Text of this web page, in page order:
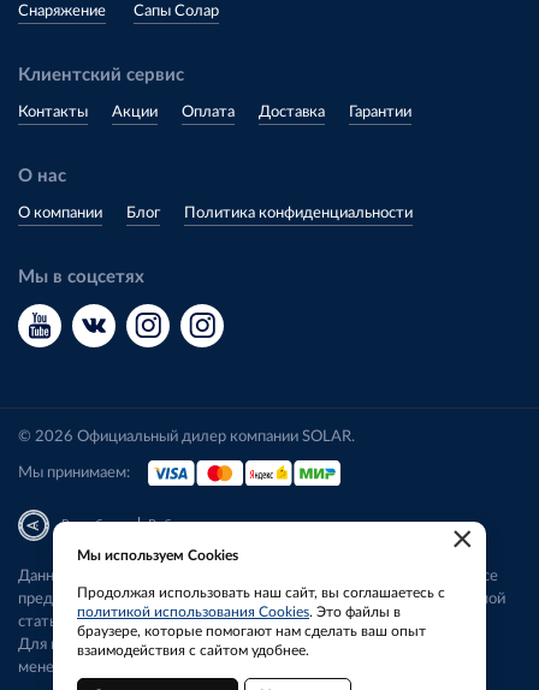
Снаряжение Сапы Солар
Клиентский сервис
Контакты Акции Оплата Доставка Гарантии
О нас
О компании Блог Политика конфиденциальности
Мы в соцсетях
© 2026 Официальный дилер компании SOLAR.
Мы принимаем:
Разработка|Веб-аналитика
Данный сайт носит исключительно информационный характер. Все
представленные предложения не являются офертой, определяемой
статьей 437 ГК РФ.
Для получения подробной информации свяжитесь с нашим
менеджером.
×
Мы используем Cookies
Продолжая использовать наш сайт, вы соглашаетесь с
политикой использования Cookies. Это файлы в
браузере, которые помогают нам сделать ваш опыт
взаимодействия с сайтом удобнее.